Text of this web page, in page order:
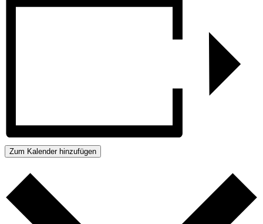
Zum Kalender hinzufügen